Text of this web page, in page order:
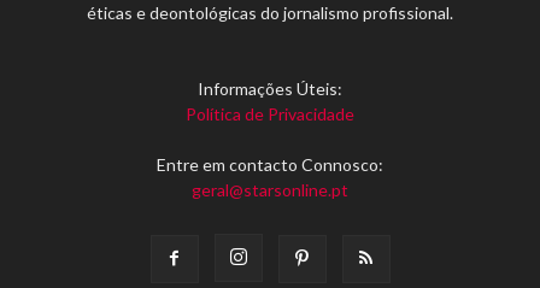
éticas e deontológicas do jornalismo profissional.
Informações Úteis:
Política de Privacidade
Entre em contacto Connosco:
geral@starsonline.pt